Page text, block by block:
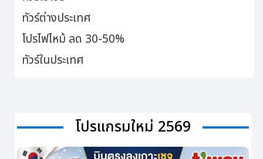
ทัวร์ต่างประเทศ
โปรไฟไหม้ ลด 30-50%
ทัวร์ในประเทศ
โปรแกรมใหม่ 2569